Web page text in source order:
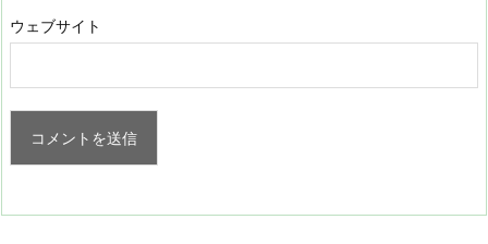
ウェブサイト